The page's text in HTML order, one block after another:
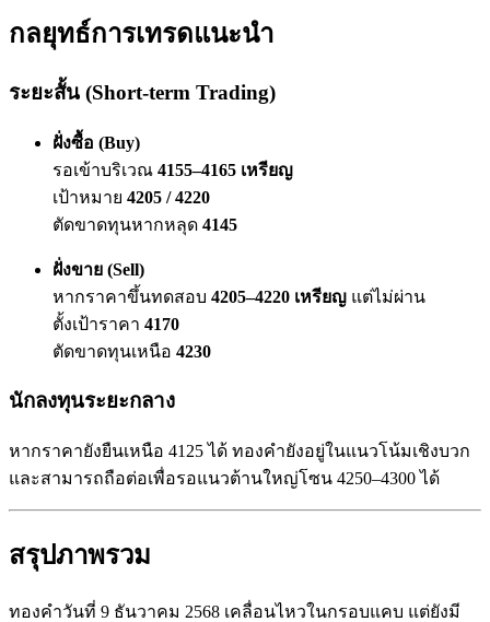
กลยุทธ์การเทรดแนะนำ
ระยะสั้น (Short-term Trading)
ฝั่งซื้อ (Buy)
รอเข้าบริเวณ 4155–4165 เหรียญ
เป้าหมาย 4205 / 4220
ตัดขาดทุนหากหลุด 4145
ฝั่งขาย (Sell)
หากราคาขึ้นทดสอบ 4205–4220 เหรียญ แต่ไม่ผ่าน
ตั้งเป้าราคา 4170
ตัดขาดทุนเหนือ 4230
นักลงทุนระยะกลาง
หากราคายังยืนเหนือ 4125 ได้ ทองคำยังอยู่ในแนวโน้มเชิงบวก
และสามารถถือต่อเพื่อรอแนวต้านใหญ่โซน 4250–4300 ได้
สรุปภาพรวม
ทองคำวันที่ 9 ธันวาคม 2568 เคลื่อนไหวในกรอบแคบ แต่ยังมี